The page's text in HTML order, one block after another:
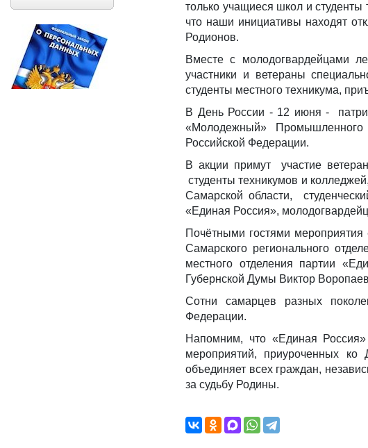
только учащиеся школ и
что наши инициативы находят
Родионов.
Вместе с молодогвардейцами
участники и ветераны
студенты местного техникума,
В День России - 12 июня -
«Молодежный»
Российской Федерации.
В акции примут участие
студенты техникумов и
Самарской области,
«Единая Россия»,
Почётными гостями мероприятия
Самарского регионального
местного отделения партии
Губернской Думы Виктор
Сотни самарцев разных
Федерации.
Напомним, что «Единая
мероприятий, приуроченных ко
объединяет всех граждан,
за судьбу Родины.